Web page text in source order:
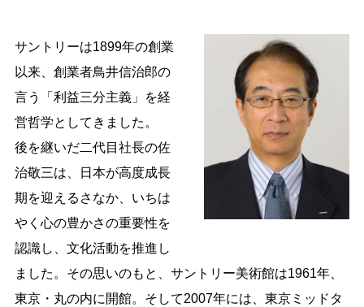
サントリーは1899年の創業
以来、創業者鳥井信治郎の
言う「利益三分主義」を経
営哲学としてきました。
後を継いだ二代目社長の佐
治敬三は、日本が高度成長
期を迎えるさなか、いちは
やく心の豊かさの重要性を
認識し、文化活動を推進し
ました。その思いのもと、サントリー美術館は1961年、
東京・丸の内に開館。そして2007年には、東京ミッドタ